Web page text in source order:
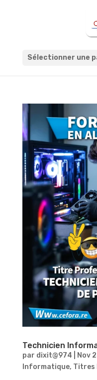
Sélectionner une
Technicien
par dixit@974 Nov
Informatique, Titres